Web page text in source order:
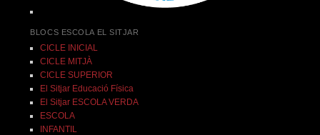
BLOCS ESCOLA EL SITJAR
CICLE INICIAL
CICLE MITJÀ
CICLE SUPERIOR
El Sitjar Educació Física
El Sitjar ESCOLA VERDA
ESCOLA
INFANTIL